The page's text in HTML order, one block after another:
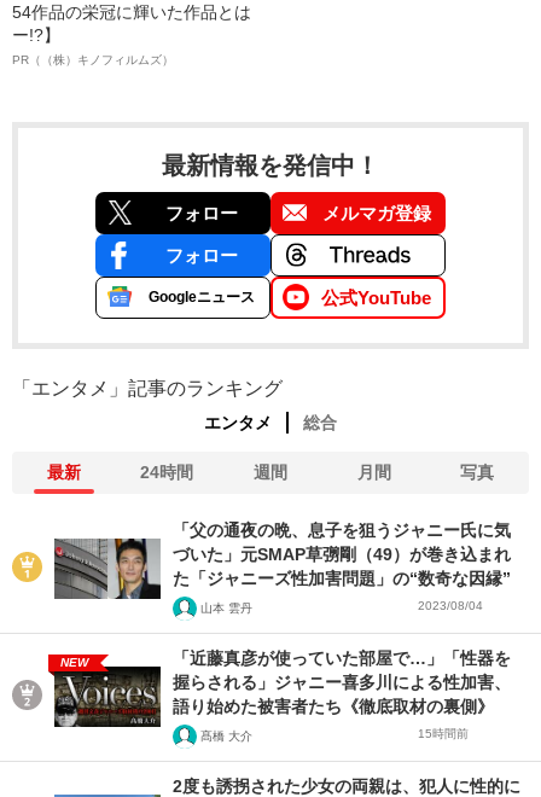
54作品の栄冠に輝いた作品とは
ー!?】
PR（（株）キノフィルムズ）
最新情報を発信中！
フォロー メルマガ登録
フォロー
Googleニュース 公式YouTube
「エンタメ」記事のランキング
エンタメ 総合
最新 24時間 週間 月間 写真
「父の通夜の晩、息子を狙うジャニー氏に気
づいた」元SMAP草彅剛（49）が巻き込まれ
た「ジャニーズ性加害問題」の“数奇な因縁”
山本 雲丹 2023/08/04
NEW
「近藤真彦が使っていた部屋で…」「性器を
握らされる」ジャニー喜多川による性加害、
語り始めた被害者たち《徹底取材の裏側》
髙橋 大介 15時間前
2度も誘拐された少女の両親は、犯人に性的に